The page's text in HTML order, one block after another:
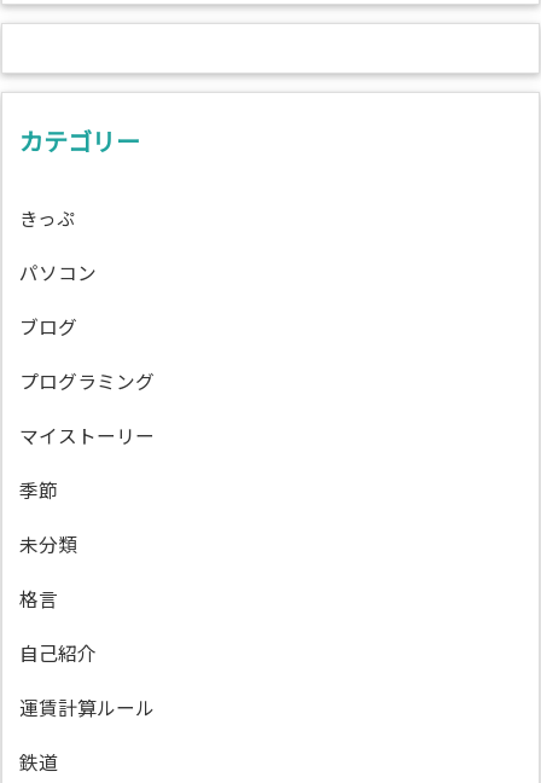
カテゴリー
きっぷ
パソコン
ブログ
プログラミング
マイストーリー
季節
未分類
格言
自己紹介
運賃計算ルール
鉄道